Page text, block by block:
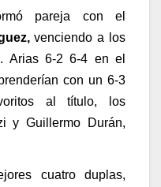
pareja con el
venciendo a los
Arias 6-2 6-4 en el
con un 6-3
al título, los
y Guillermo Durán,
cuatro duplas,